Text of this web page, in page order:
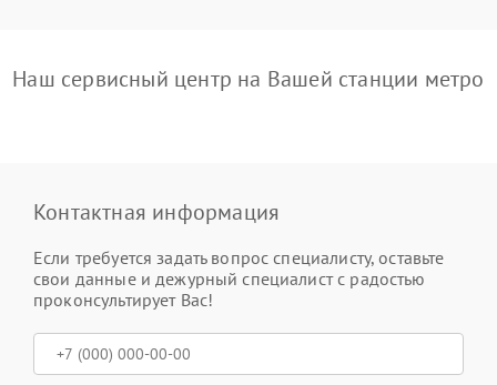
Наш сервисный центр на Вашей станции метро
Контактная информация
Если требуется задать вопрос специалисту, оставьте
свои данные и дежурный специалист с радостью
проконсультирует Вас!